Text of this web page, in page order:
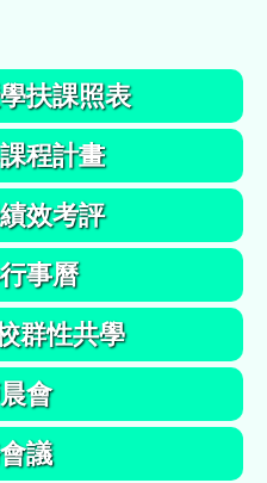
扶課照表
程計畫
效考評
事曆
群性共學
會
議